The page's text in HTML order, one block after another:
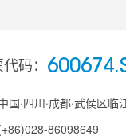
码：
国·四川·成都·武侯区
86098649